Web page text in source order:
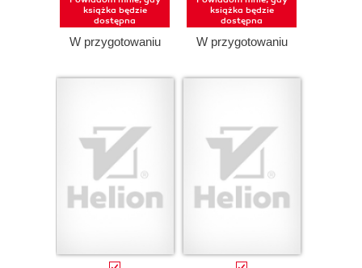
chmurze i
skuteczne
egzaminu SAA-
książka będzie
dostępna
W przygotowaniu
książka będzie
dostępna
W przygotowaniu